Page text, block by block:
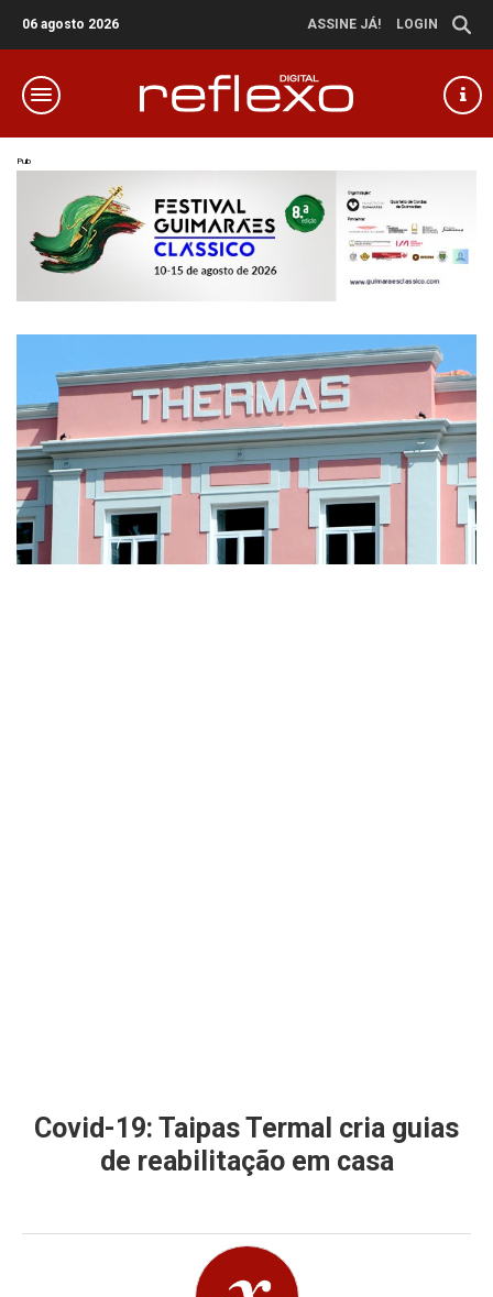
06 agosto 2026 ASSINE JÁ! LOGIN
Pub
Covid-19: Taipas Termal cria guias
de reabilitação em casa